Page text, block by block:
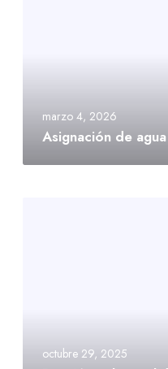
marzo 4, 2026
Asignación de
octubre 29, 2025